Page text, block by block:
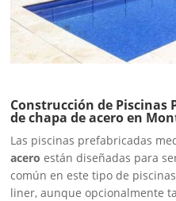
Construcción de Piscinas
de chapa de acero en
Las piscinas prefabricadas
acero están diseñadas para
común en este tipo de
liner, aunque opcionalmente